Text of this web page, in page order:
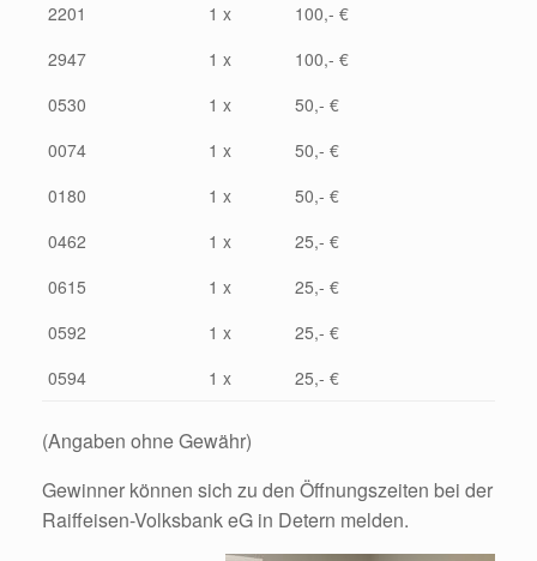
2201
1 x
100,- €
2947
1 x
100,- €
0530
1 x
50,- €
0074
1 x
50,- €
0180
1 x
50,- €
0462
1 x
25,- €
0615
1 x
25,- €
0592
1 x
25,- €
0594
1 x 25,- €
(Angaben ohne Gewähr)
Gewinner können sich zu den Öffnungszeiten bei der
Raiffeisen-Volksbank eG in Detern melden.